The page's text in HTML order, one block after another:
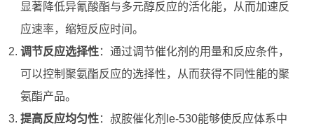
显著降低异氰酸酯与多元醇反应的活化能，从而加速反
应速率，缩短反应时间。
调节反应选择性：通过调节催化剂的用量和反应条件，
可以控制聚氨酯反应的选择性，从而获得不同性能的聚
氨酯产品。
提高反应均匀性：叔胺催化剂le-530能够使反应体系中